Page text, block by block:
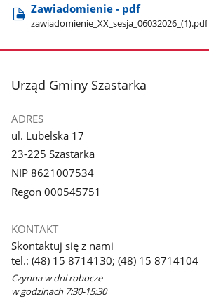
Zawiadomienie - pdf
zawiadomienie​_XX​_sesja​_06032026​_(1).pdf
stopka
Urząd Gminy Szastarka
ADRES
ul. Lubelska 17
23-225 Szastarka
NIP 8621007534
Regon 000545751
KONTAKT
Skontaktuj się z nami
tel.: (48) 15 8714130; (48) 15 8714104
Czynna w dni robocze
w godzinach 7:30-15:30